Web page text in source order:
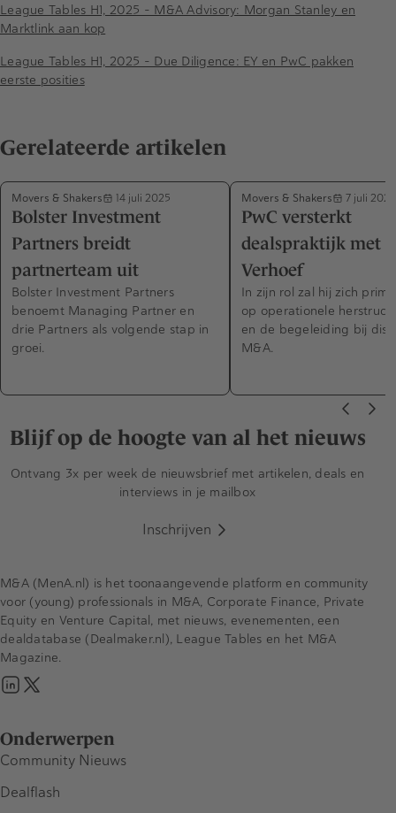
League Tables H1, 2025 – M&A Advisory: Morgan Stanley en
Marktlink aan kop
League Tables H1, 2025 - Due Diligence: EY en PwC pakken
eerste posities
Gerelateerde artikelen
Movers & Shakers 14 juli 2025
Bolster Investment
Partners breidt
partnerteam uit
Bolster Investment Partners
benoemt Managing Partner en
drie Partners als volgende stap in
groei.
Movers & Shakers 7 juli 2025
PwC versterkt
dealspraktijk met
Verhoef
In zijn rol zal hij zich
op operationele
en de begeleiding bij
M&A.
Blijf op de hoogte van al het nieuws
Ontvang 3x per week de nieuwsbrief met artikelen, deals en
interviews in je mailbox
Inschrijven
Onderwerpen
Community Nieuws
Dealflash
M&A (MenA.nl) is het toonaangevende platform en community
voor (young) professionals in M&A, Corporate Finance, Private
Equity en Venture Capital, met nieuws, evenementen, een
dealdatabase (Dealmaker.nl), League Tables en het M&A
Magazine.